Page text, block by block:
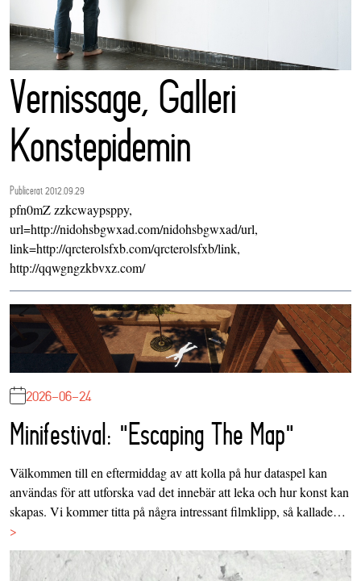
Vernissage, Galleri
Konstepidemin
Publicerat 2012.09.29
pfn0mZ zzkcwaypsppy,
url=http://nidohsbgwxad.com/nidohsbgwxad/url,
link=http://qrcterolsfxb.com/qrcterolsfxb/link,
http://qqwgngzkbvxz.com/
2026-06-24
Minifestival: "Escaping The Map"
Välkommen till en eftermiddag av att kolla på hur dataspel kan
användas för att utforska vad det innebär att leka och hur konst kan
skapas. Vi kommer titta på några intressant filmklipp, så kallade…
>